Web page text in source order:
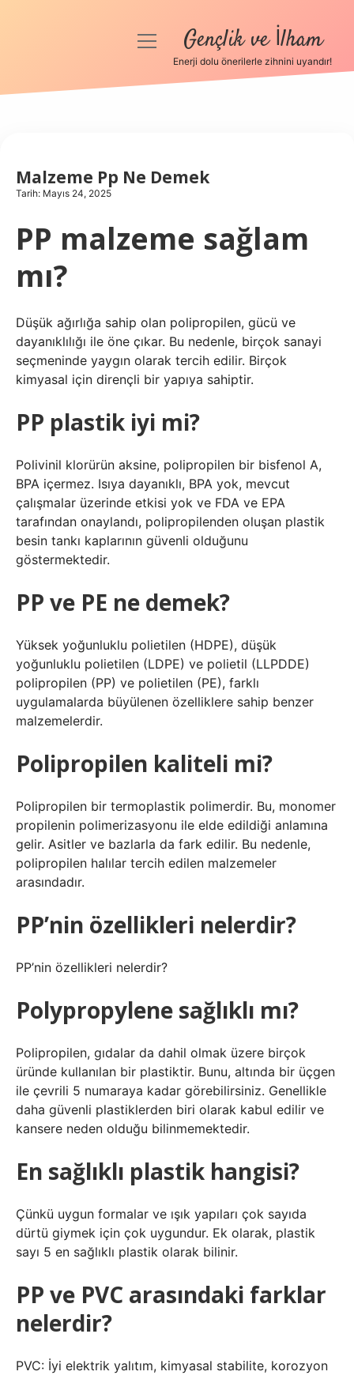
Anasayfa
Hakkımızda
menüyüGençlik ve İlham
Enerji dolu önerilerle zihnini uyandır!
Malzeme Pp Ne Demek
Tarih: Mayıs 24, 2025
PP malzeme sağlam
mı?
Düşük ağırlığa sahip olan polipropilen, gücü ve
dayanıklılığı ile öne çıkar. Bu nedenle, birçok sanayi
seçmeninde yaygın olarak tercih edilir. Birçok
kimyasal için dirençli bir yapıya sahiptir.
PP plastik iyi mi?
Polivinil klorürün aksine, polipropilen bir bisfenol A,
BPA içermez. Isıya dayanıklı, BPA yok, mevcut
çalışmalar üzerinde etkisi yok ve FDA ve EPA
tarafından onaylandı, polipropilenden oluşan plastik
besin tankı kaplarının güvenli olduğunu
göstermektedir.
PP ve PE ne demek?
Yüksek yoğunluklu polietilen (HDPE), düşük
yoğunluklu polietilen (LDPE) ve polietil (LLPDDE)
polipropilen (PP) ve polietilen (PE), farklı
uygulamalarda büyülenen özelliklere sahip benzer
malzemelerdir.
Polipropilen kaliteli mi?
Polipropilen bir termoplastik polimerdir. Bu, monomer
propilenin polimerizasyonu ile elde edildiği anlamına
gelir. Asitler ve bazlarla da fark edilir. Bu nedenle,
polipropilen halılar tercih edilen malzemeler
arasındadır.
PP’nin özellikleri nelerdir?
PP’nin özellikleri nelerdir?
Polypropylene sağlıklı mı?
Polipropilen, gıdalar da dahil olmak üzere birçok
üründe kullanılan bir plastiktir. Bunu, altında bir üçgen
ile çevrili 5 numaraya kadar görebilirsiniz. Genellikle
daha güvenli plastiklerden biri olarak kabul edilir ve
kansere neden olduğu bilinmemektedir.
En sağlıklı plastik hangisi?
Çünkü uygun formalar ve ışık yapıları çok sayıda
dürtü giymek için çok uygundur. Ek olarak, plastik
sayı 5 en sağlıklı plastik olarak bilinir.
PP ve PVC arasındaki farklar
nelerdir?
PVC: İyi elektrik yalıtım, kimyasal stabilite, korozyon